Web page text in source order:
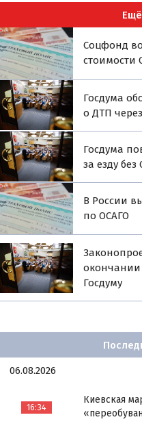
Соцфонд
стоимости
Госдума
о ДТП
Госдума
за езду без
В России
по ОСАГО
окончании
Госдуму
06.08.2026
16:34
Киевская